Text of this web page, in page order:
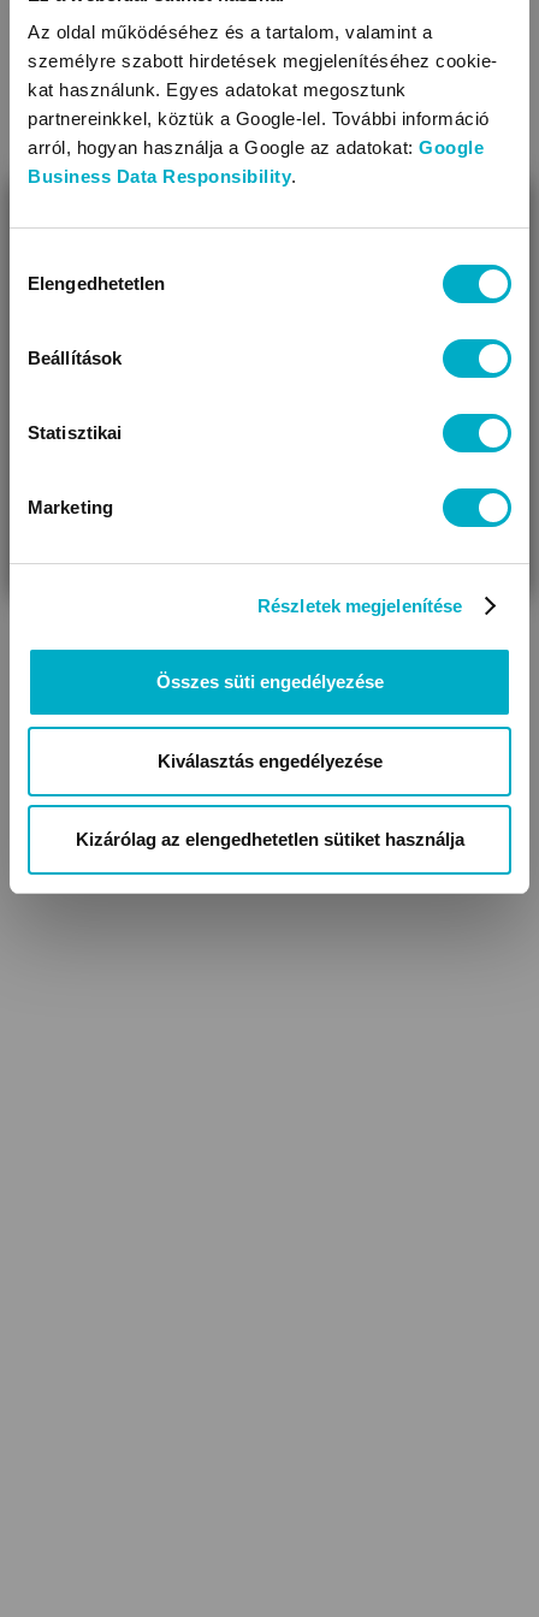
Az oldal működéséhez és a tartalom, valamint a
személyre szabott hirdetések megjelenítéséhez cookie-
kat használunk. Egyes adatokat megosztunk
partnereinkkel, köztük a Google-lel. További információ
arról, hogyan használja a Google az adatokat: Google
Business Data Responsibility.
kiválasztása
Elengedhetetlen
Beállítások
Statisztikai
Marketing
Részletek megjelenítése
Összes süti engedélyezése
Kiválasztás engedélyezése
Kizárólag az elengedhetetlen sütiket használja
Díszítés: filmnyomással díszített
A termék nikkelmentes patenttal készül. A patent nem
tartalmaz nikkelt, ezért nem vált ki allergiás reakciót az
erre érzékeny babáknál
TOVÁBBIAK
KAPCSOLÓDÓ KATEGÓRIÁK
Lábfejes baba nadrágok
kocsikabátok
Úgy látjuk, most jársz nálunk először!
VÁRANDÓS
AJÁNDÉKOT